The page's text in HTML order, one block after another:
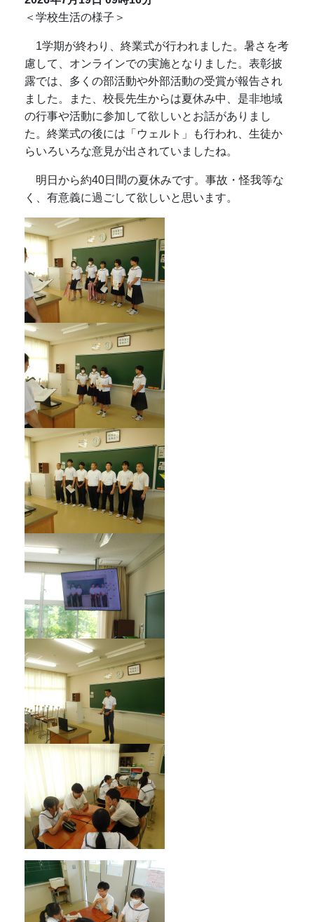
＜学校生活の様子＞
1学期が終わり、終業式が行われました。暑さを考
慮して、オンラインでの実施となりました。表彰披
露では、多くの部活動や外部活動の受賞が報告され
ました。また、校長先生からは夏休み中、是非地域
の行事や活動に参加して欲しいとお話がありまし
た。終業式の後には「ウェルト」も行われ、生徒か
らいろいろな意見が出されていましたね。
明日から約40日間の夏休みです。事故・怪我等な
く、有意義に過ごして欲しいと思います。